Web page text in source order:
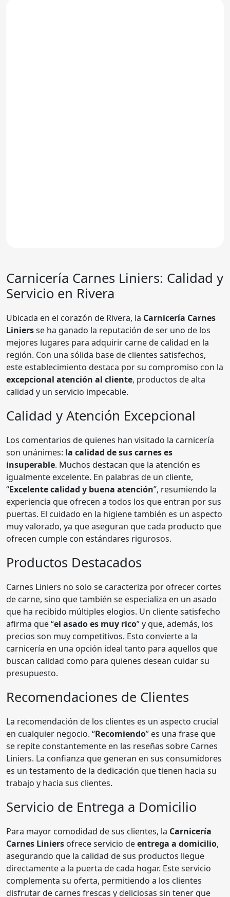
Carnicería Carnes Liniers: Calidad y
Servicio en Rivera
Ubicada en el corazón de Rivera, la Carnicería Carnes
Liniersse ha ganado la reputación de ser uno de los
mejores lugares para adquirir carne de calidad en la
región. Con una sólida base de clientes satisfechos,
este establecimiento destaca por su compromiso con la
excepcional atención al cliente, productos de alta
calidad y un servicio impecable.
Calidad y Atención Excepcional
Los comentarios de quienes han visitado la carnicería
son unánimes: la calidad de sus carnes es
insuperable. Muchos destacan que la atención es
igualmente excelente. En palabras de un cliente,
“Excelente calidad y buena atención”, resumiendo la
experiencia que ofrecen a todos los que entran por sus
puertas. El cuidado en la higiene también es un aspecto
muy valorado, ya que aseguran que cada producto que
ofrecen cumple con estándares rigurosos.
Productos Destacados
Carnes Liniers no solo se caracteriza por ofrecer cortes
de carne, sino que también se especializa en un asado
que ha recibido múltiples elogios. Un cliente satisfecho
afirma que “el asado es muy rico” y que, además, los
precios son muy competitivos. Esto convierte a la
carnicería en una opción ideal tanto para aquellos que
buscan calidad como para quienes desean cuidar su
presupuesto.
Recomendaciones de Clientes
La recomendación de los clientes es un aspecto crucial
en cualquier negocio. “Recomiendo” es una frase que
se repite constantemente en las reseñas sobre Carnes
Liniers. La confianza que generan en sus consumidores
es un testamento de la dedicación que tienen hacia su
trabajo y hacia sus clientes.
Servicio de Entrega a Domicilio
Para mayor comodidad de sus clientes, la Carnicería
Carnes Liniers ofrece servicio deentrega a domicilio,
asegurando que la calidad de sus productos llegue
directamente a la puerta de cada hogar. Este servicio
complementa su oferta, permitiendo a los clientes
disfrutar de carnes frescas y deliciosas sin tener que